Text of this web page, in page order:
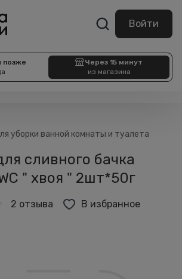
Войти
позже
Через 15 минут
из магазина
уборки ванной комнаты и туалета
сливного бачка
" хвоя " 2шт*50г
2 отзыва В избранное